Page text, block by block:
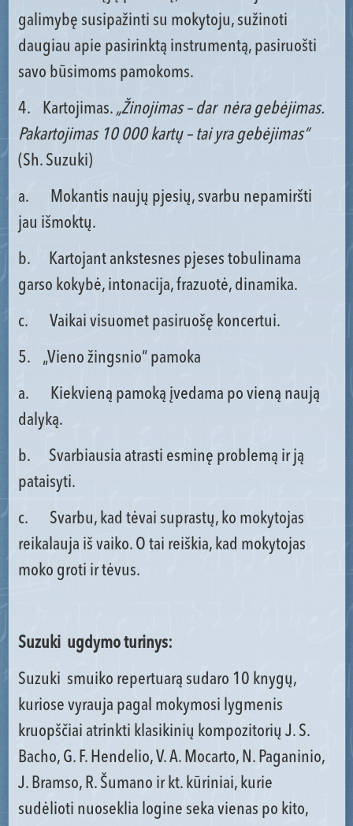
galimybę susipažinti su mokytoju, sužinoti
daugiau apie pasirinktą instrumentą, pasiruošti
savo būsimoms pamokoms.
4. Kartojimas. „Žinojimas – dar nėra gebėjimas.
Pakartojimas 10 000 kartų – tai yra gebėjimas“
(Sh. Suzuki)
a. Mokantis naujų pjesių, svarbu nepamiršti
jau išmoktų.
b. Kartojant ankstesnes pjeses tobulinama
garso kokybė, intonacija, frazuotė, dinamika.
c. Vaikai visuomet pasiruošę koncertui.
5. „Vieno žingsnio“ pamoka
a. Kiekvieną pamoką įvedama po vieną naują
dalyką.
b. Svarbiausia atrasti esminę problemą ir ją
pataisyti.
c. Svarbu, kad tėvai suprastų, ko mokytojas
reikalauja iš vaiko. O tai reiškia, kad mokytojas
moko groti ir tėvus.
Suzuki ugdymo turinys:
Suzuki smuiko repertuarą sudaro 10 knygų,
kuriose vyrauja pagal mokymosi lygmenis
kruopščiai atrinkti klasikinių kompozitorių J. S.
Bacho, G. F. Hendelio, V. A. Mocarto, N. Paganinio,
J. Bramso, R. Šumano ir kt. kūriniai, kurie
sudėlioti nuoseklia logine seka vienas po kito,